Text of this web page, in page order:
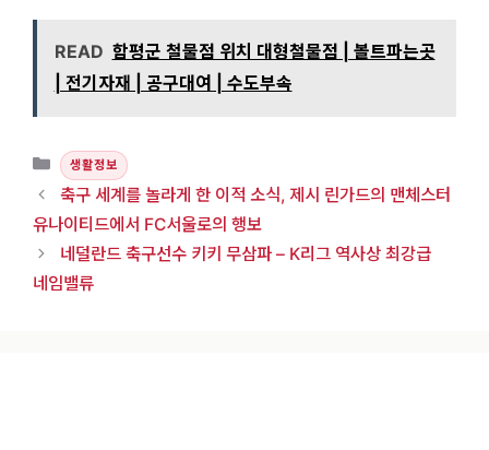
READ 함평군 철물점 위치 대형철물점 | 볼트파는곳
| 전기자재 | 공구대여 | 수도부속
카테고리
생활정보
축구 세계를 놀라게 한 이적 소식, 제시 린가드의 맨체스터
유나이티드에서 FC서울로의 행보
네덜란드 축구선수 키키 무삼파 – K리그 역사상 최강급
네임밸류